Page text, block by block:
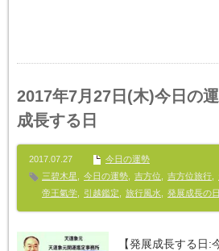
2017年7月27日(木)今日の
成長する日
2017.07.27
今日の運勢
三碧木星
今日の運勢 吉方位 吉方位旅行
帝王氣学
引越鑑定 旅行風水 発展成長の日
【発展成長する日: